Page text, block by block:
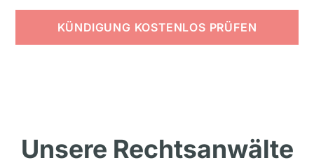
KÜNDIGUNG KOSTENLOS PRÜFEN
Unsere Rechtsanwälte